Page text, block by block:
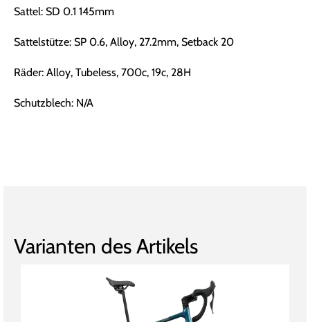
Sattel: SD 0.1 145mm
Sattelstütze: SP 0.6, Alloy, 27.2mm, Setback 20
Räder: Alloy, Tubeless, 700c, 19c, 28H
Schutzblech: N/A
Varianten des Artikels